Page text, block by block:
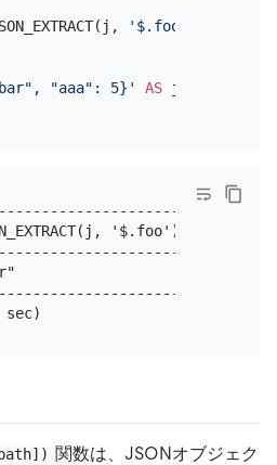
'$.foo'
"aaa": 5}'
AS j
'$.foo') | j->>'$.foo'
| bar
関数は、JSONオブジェク